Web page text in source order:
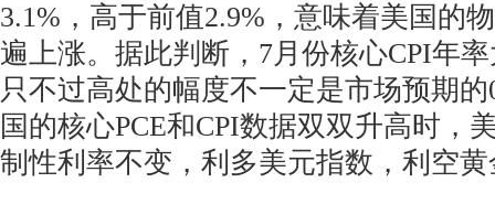
3.1%，高于前值2.9%，意味着美国的
遍上涨。据此判断，7月份核心CPI年
只不过高处的幅度不一定是市场预期
国的核心PCE和CPI数据双双升高时，
制性利率不变，利多美元指数，利空